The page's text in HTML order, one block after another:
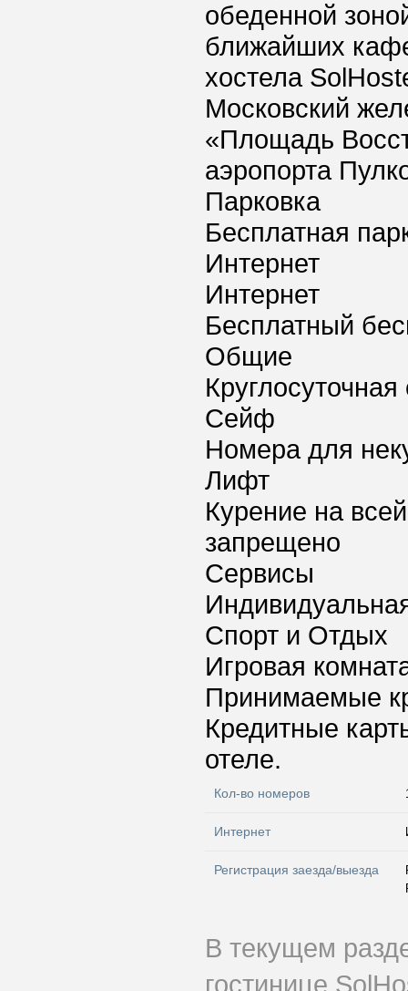
обеденной
ближайших
хостела
Московский
«Площадь
аэропорта
Парковка
Бесплатная
Интернет
Интернет
Бесплатный
Общие
Сейф
Номера для
Лифт
Курение на
запрещено
Сервисы
Спорт и Отдых
Игровая
Принимаемые
Кредитные
отеле.
Кол-во номеров
Интернет
Регистрация заезда/выезда
В текущем
гостинице